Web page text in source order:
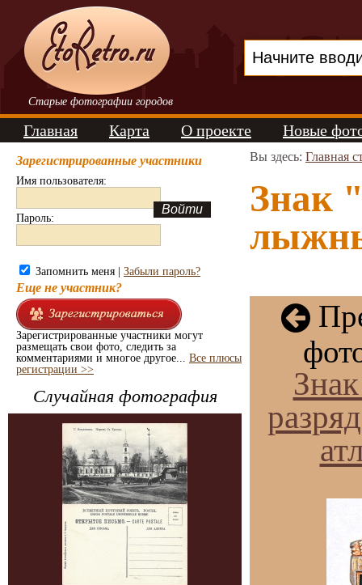
Старые фотографии городов
Главная Карта О проекте Новые
Зарегистрированные участники
Имя пользователя:
Пароль:
Запомнить меня | Забыли пароль?
Еще не участник?
Зарегистрированные участники могут
размещать свои фото, следить за
комментариями и многое другое... Все плюсы
регистрации >>
Случайная фотография
Вы здесь: Главная
Знак